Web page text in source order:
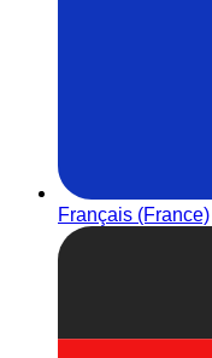
Français (France)